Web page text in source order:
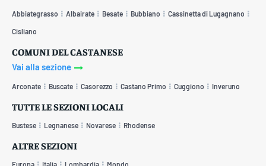
Abbiategrasso Albairate Besate Bubbiano Cassinetta di Lugagnano
Cisliano
COMUNI DEL CASTANESE
Vai alla sezione
Arconate Buscate Casorezzo Castano Primo Cuggiono Inveruno
TUTTE LE SEZIONI LOCALI
Bustese Legnanese Novarese Rhodense
ALTRE SEZIONI
Europa Italia Lombardia Mondo